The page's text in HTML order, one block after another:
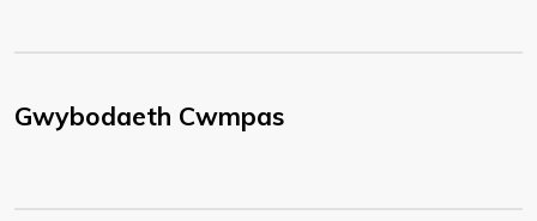
Gwybodaeth Cwmpas